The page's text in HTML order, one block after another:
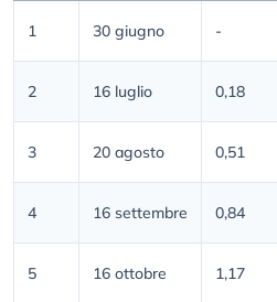
1 30 giugno -
2 16 luglio 0,18
3 20 agosto 0,51
4 16 settembre 0,84
5 16 ottobre 1,17